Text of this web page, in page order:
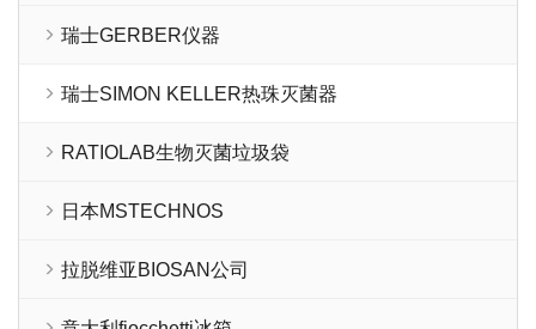
瑞士GERBER仪器
瑞士SIMON KELLER热珠灭菌器
RATIOLAB生物灭菌垃圾袋
日本MSTECHNOS
拉脱维亚BIOSAN公司